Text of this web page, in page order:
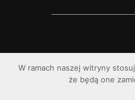
W ramach naszej witryny
że będą one